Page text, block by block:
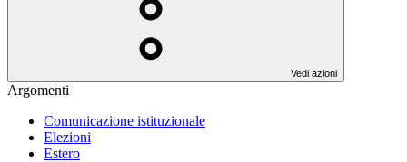
Vedi azioni
Argomenti
Comunicazione istituzionale
Elezioni
Estero